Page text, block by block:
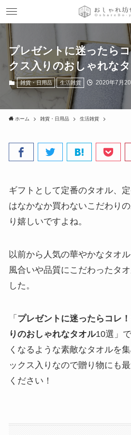
プレゼントに迷ったら
クス入りのおしゃれな
雑貨・日用品 生活雑貨 2020年7月
ホーム 雑貨・日用品 生活雑貨
ギフトとして定番のタオル、
はなかなか買わないこだわり
り嬉しいですよね。
以前から人気の華やかなタオ
風合いや品質にこだわったタ
した。
「 プレゼントに迷ったらコレ
りのおしゃれなタオル10選」
くなるような素敵なタオルを
ックス入りなので贈り物にも
ください！